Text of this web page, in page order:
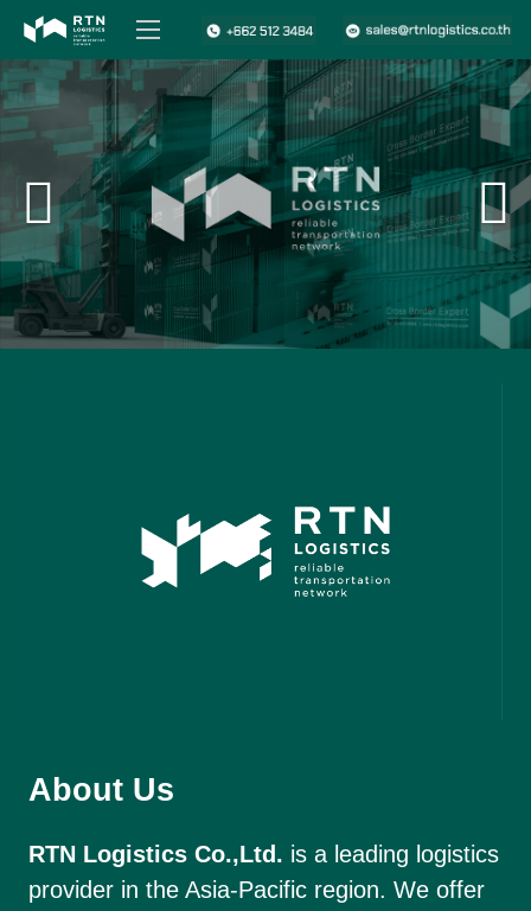
About Us
RTN Logistics Co.,Ltd. is a leading logistics
provider in the Asia-Pacific region. We offer